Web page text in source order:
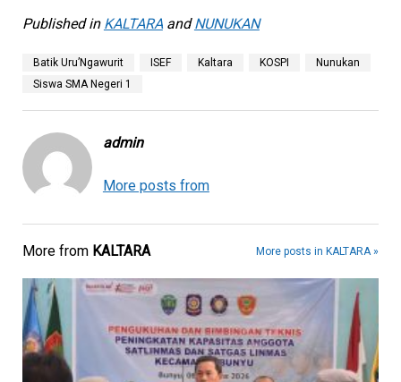
Published in KALTARAandNUNUKAN
Batik Uru’Ngawurit ISEF Kaltara KOSPI
Nunukan
Siswa SMA Negeri 1
admin
More posts from
More from KALTARA More posts in KALTARA »